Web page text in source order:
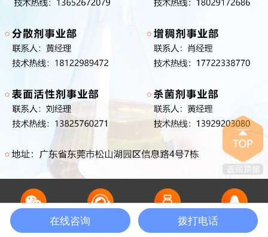
微信咨询 电话咨询 领取样品 QQ在线
在线咨询 拨打电话